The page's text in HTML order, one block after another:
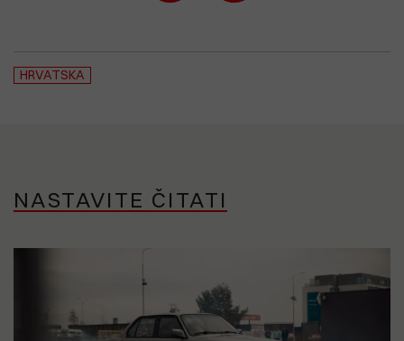
HRVATSKA
NASTAVITE ČITATI